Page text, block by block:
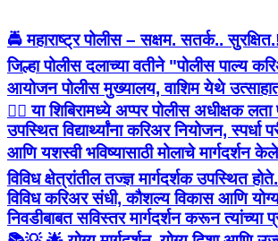
🚔 महाराष्ट्र पोलीस – सक्षम. सतर्क..
जिल्हा पोलीस दलाच्या वतीने "पोलीस पाल्य
आयोजन पोलीस मुख्यालय, वाशिम येथे
👮‍♀️ या शिबिरामध्ये अप्पर पोलीस अधीक्षक
उपस्थित विद्यार्थ्यांना करिअर नियोजन, स्पर्धा
आणि यशस्वी भविष्यासाठी मोलाचे मार्गदर्शन
विविध क्षेत्रांतील तज्ज्ञ मार्गदर्शक उपस्थित होते.
विविध करिअर संधी, कौशल्य विकास आणि
निवडीबाबत सविस्तर मार्गदर्शन करून